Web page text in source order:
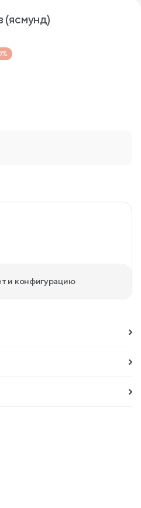
(ясмунд)
и конфигурацию